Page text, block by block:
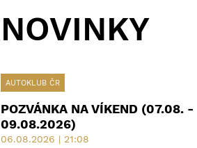
NOVINKY
AUTOKLUB ČR
POZVÁNKA NA VÍKEND (07.08. -
09.08.2026)
06.08.2026 | 21:08